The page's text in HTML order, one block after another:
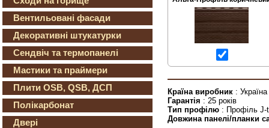
Вентильовані фасади
Декоративні штукатурки
Сендвіч та термопанелі
Мастики та праймери
Плити OSB, QSB, ДСП
Полікарбонат
Двері
Країна виробник : Україна
Гарантія : 25 років
Тип профілю : Профіль J-
Довжина панелі/планки